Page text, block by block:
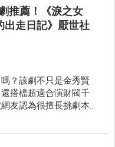
推薦！《淚之女
出走日記》厭世社
？該劇不只是金秀賢
搭檔超適合演財閥千
友認為很擅長挑劇本